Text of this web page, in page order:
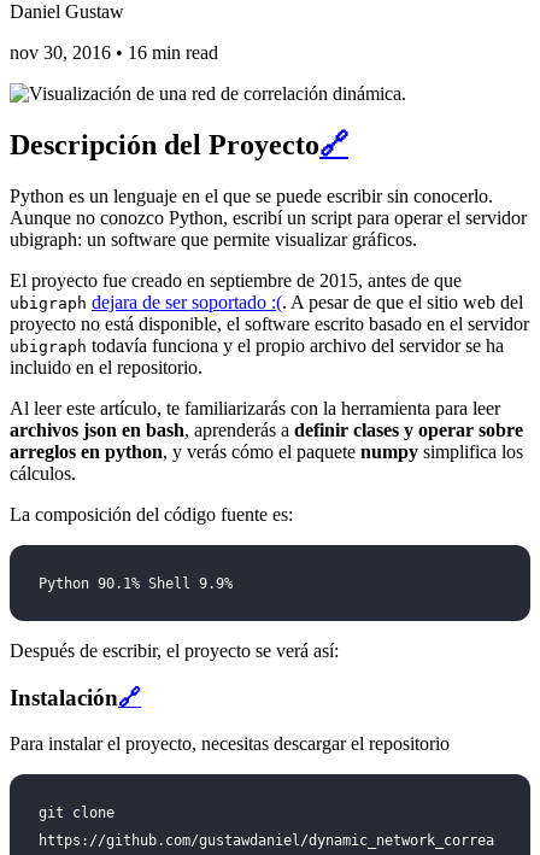
Daniel Gustaw
nov 30, 2016 • 16 min read
Descripción del Proyecto🔗
Python es un lenguaje en el que se puede escribir sin conocerlo.
Aunque no conozco Python, escribí un script para operar el servidor
ubigraph: un software que permite visualizar gráficos.
El proyecto fue creado en septiembre de 2015, antes de que
ubigraph dejara de ser soportado :(. A pesar de que el sitio web del
proyecto no está disponible, el software escrito basado en el servidor
ubigraph todavía funciona y el propio archivo del servidor se ha
incluido en el repositorio.
Al leer este artículo, te familiarizarás con la herramienta para leer
archivos json en bash, aprenderás a definir clases y operar sobre
arreglos en python, y verás cómo el paquete numpy simplifica los
cálculos.
La composición del código fuente es:
Python 90.1% Shell 9.9%
Después de escribir, el proyecto se verá así:
Instalación🔗
Para instalar el proyecto, necesitas descargar el repositorio
git clone
https://github.com/gustawdaniel/dynamic_network_correa